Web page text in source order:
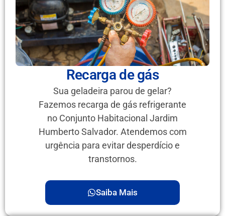
Recarga de gás
Sua geladeira parou de gelar?
Fazemos recarga de gás refrigerante
no Conjunto Habitacional Jardim
Humberto Salvador. Atendemos com
urgência para evitar desperdício e
transtornos.
Saiba Mais